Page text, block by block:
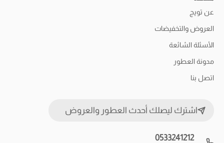
عن تويج
العروض والتخفيضات
الأسئلة الشائعة
مدونة العطور
اتصل بنا
اشترك ليصلك أحدث العطور والعروض
0533241212